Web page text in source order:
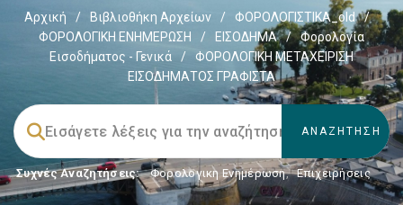
Αρχική / Βιβλιοθήκη Αρχείων / ΦΟΡΟΛΟΓΙΣΤΙΚΑ_old
/
ΦΟΡΟΛΟΓΙΚΗ ΕΝΗΜΕΡΩΣΗ
/ ΕΙΣΟΔΗΜΑ /
Φορολογία
Εισοδήματος - Γενικά
/
ΦΟΡΟΛΟΓΙΚΗ ΜΕΤΑΧΕΙΡΙΣΗ
ΕΙΣΟΔΗΜΑΤΟΣ ΓΡΑΦΙΣΤΑ
Συχνές Αναζητήσεις: Φορολογικη Ενημέρωση, Επιχειρήσεις